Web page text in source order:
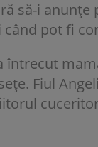
să-i anunțe
când pot fi
întrecut
Fiul